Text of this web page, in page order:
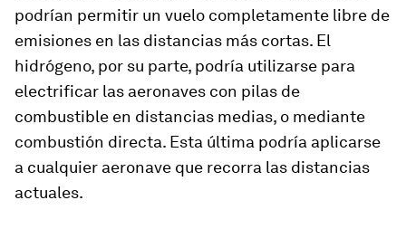
podrían permitir un vuelo completamente libre de
emisiones en las distancias más cortas. El
hidrógeno, por su parte, podría utilizarse para
electrificar las aeronaves con pilas de
combustible en distancias medias, o mediante
combustión directa. Esta última podría aplicarse
a cualquier aeronave que recorra las distancias
actuales.